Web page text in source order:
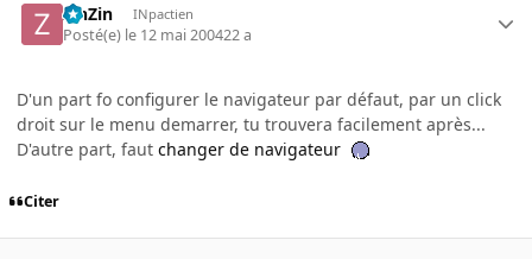
ZinZin INpactien
Posté(e) le 12 mai 200422 a
D'un part fo configurer le navigateur par défaut, par un click
droit sur le menu demarrer, tu trouvera facilement après...
D'autre part, faut changer de navigateur
Citer